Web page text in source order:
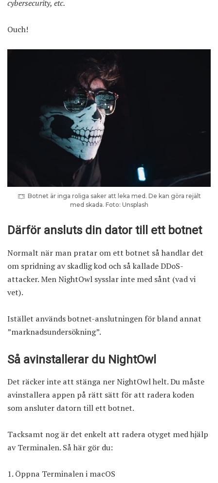
cybersecurity, etc.
Ouch!
Botnet är inga roliga saker att leka med. De kan göra rejält
med skada. Foto: Unsplash
Därför ansluts din dator till ett botnet
Normalt när man pratar om ett botnet så handlar det
om spridning av skadlig kod och så kallade DDoS-
attacker. Men NightOwl sysslar inte med sånt (vad vi
vet).
Istället används botnet-anslutningen för bland annat
”marknadsundersökning”.
Så avinstallerar du NightOwl
Det räcker inte att stänga ner NightOwl helt. Du måste
avinstallera appen på rätt sätt för att radera koden
som ansluter datorn till ett botnet.
Tacksamt nog är det enkelt att radera otyget med hjälp
av Terminalen. Så här gör du:
Öppna Terminalen i macOS